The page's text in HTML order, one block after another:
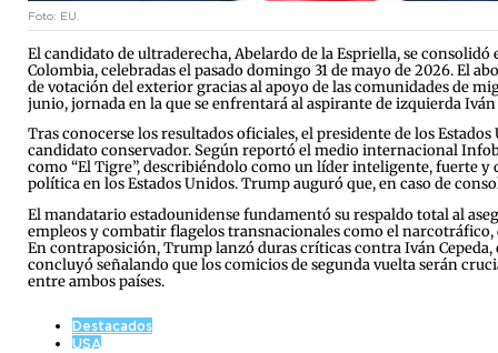
Foto: EU.
El candidato de ultraderecha, Abelardo de la Espriella, se
Colombia, celebradas el pasado domingo 31 de mayo de 2026. El
de votación del exterior gracias al apoyo de las comunidades de
junio, jornada en la que se enfrentará al aspirante de izquierda
Tras conocerse los resultados oficiales, el presidente de los
candidato conservador. Según reportó el medio internacional
como “El Tigre”, describiéndolo como un líder inteligente, fuerte
política en los Estados Unidos. Trump auguró que, en caso de
El mandatario estadounidense fundamentó su respaldo total al
empleos y combatir flagelos transnacionales como el
En contraposición, Trump lanzó duras críticas contra Iván
concluyó señalando que los comicios de segunda vuelta serán
entre ambos países.
Destacados
USA